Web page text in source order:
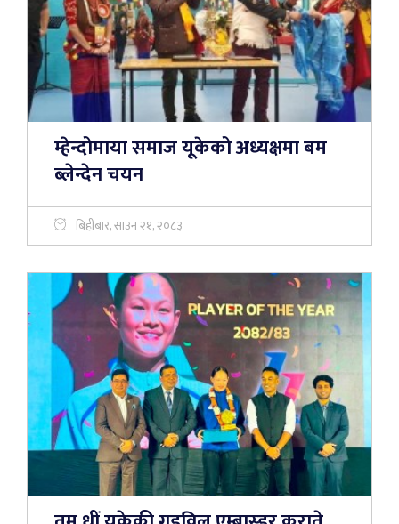
म्हेन्दोमाया समाज यूकेको अध्यक्षमा बम
ब्लेन्देन चयन
बिहीबार, साउन २१, २०८३